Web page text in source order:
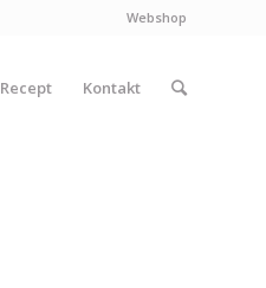
Webshop
Recept Kontakt